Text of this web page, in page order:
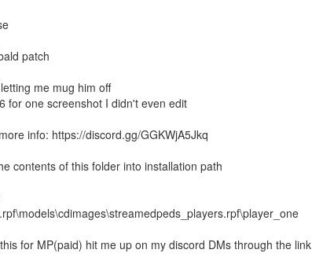
patch
me mug him off
for one screenshot I didn't even edit
info: https://discord.gg/GGKWjA5Jkq
contents of this folder into installation path
for MP(paid) hit me up on my discord DMs through the link